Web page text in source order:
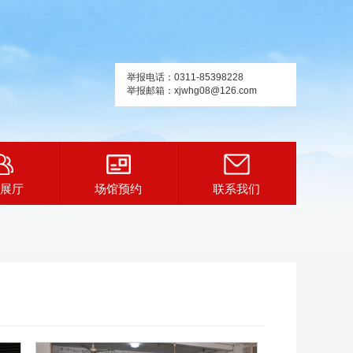
举报电话：0311-85398228
举报邮箱：xjwhg08@126.com
厅 场馆预约 联系我们